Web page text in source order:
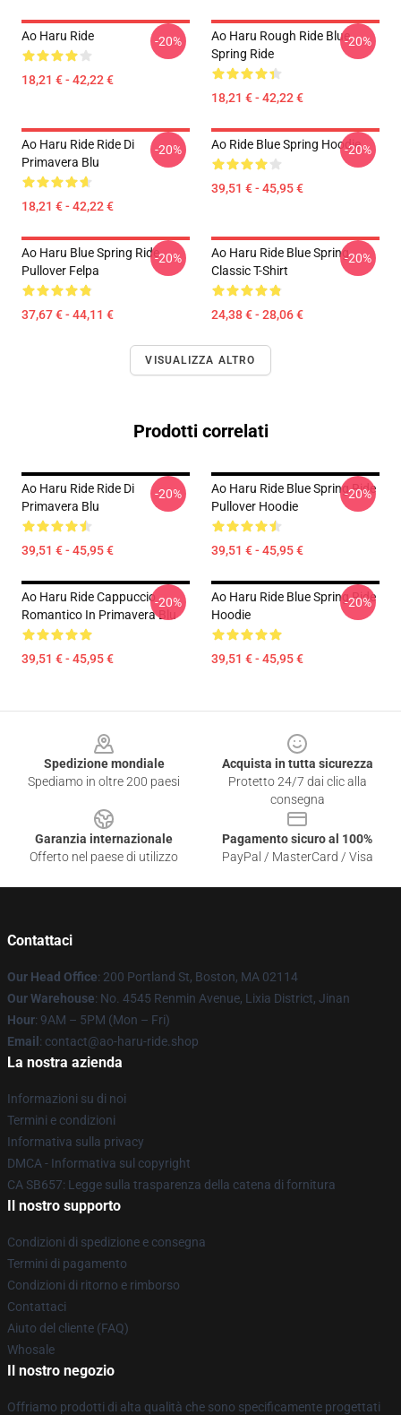
Ao Haru Ride
18,21 € - 42,22 €
-20%
Ao Haru Rough Ride Blue
Spring Ride
18,21 € - 42,22 €
-20%
Ao Haru Ride Ride Di
Primavera Blu
18,21 € - 42,22 €
-20% Ao Ride Blue Spring Hoodie
39,51 € - 45,95 €
-20%
Ao Haru Blue Spring Ride
Pullover Felpa
37,67 € - 44,11 €
-20%
Ao Haru Ride Blue Spring
Classic T-Shirt
24,38 € - 28,06 €
-20%
VISUALIZZA ALTRO
Prodotti correlati
Ao Haru Ride Ride Di
Primavera Blu
39,51 € - 45,95 €
-20%
Ao Haru Ride Blue Spring Ride
Pullover Hoodie
39,51 € - 45,95 €
-20%
Ao Haru Ride Cappuccio
Romantico In Primavera Blu
39,51 € - 45,95 €
-20%
Ao Haru Ride Blue Spring Ride
Hoodie
39,51 € - 45,95 €
-20%
Spedizione mondiale
Spediamo in oltre 200 paesi
Acquista in tutta sicurezza
Protetto 24/7 dai clic alla
consegna
Garanzia internazionale
Offerto nel paese di utilizzo
Pagamento sicuro al 100%
PayPal / MasterCard / Visa
Contattaci
Our Head Office: 200 Portland St, Boston, MA 02114
Our Warehouse: No. 4545 Renmin Avenue, Lixia District, Jinan
Hour: 9AM – 5PM (Mon – Fri)
Email : contact@ao-haru-ride.shop
La nostra azienda
Informazioni su di noi
Termini e condizioni
Informativa sulla privacy
DMCA - Informativa sul copyright
CA SB657: Legge sulla trasparenza della catena di fornitura
Il nostro supporto
Condizioni di spedizione e consegna
Termini di pagamento
Condizioni di ritorno e rimborso
Contattaci
Aiuto del cliente (FAQ)
Whosale
Il nostro negozio
Offriamo prodotti di alta qualità che sono specificamente progettati